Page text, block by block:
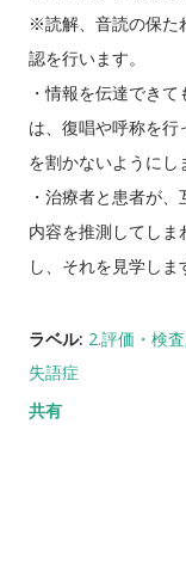
※読解、音読の保た
認を行います。
・情報を伝達でき
は、復唱や呼称を行
を割かないようにし
・治療者と患者が
内容を推測してしま
し、それを見学しま
ラベル: 2.評価・検査
失語症
共有